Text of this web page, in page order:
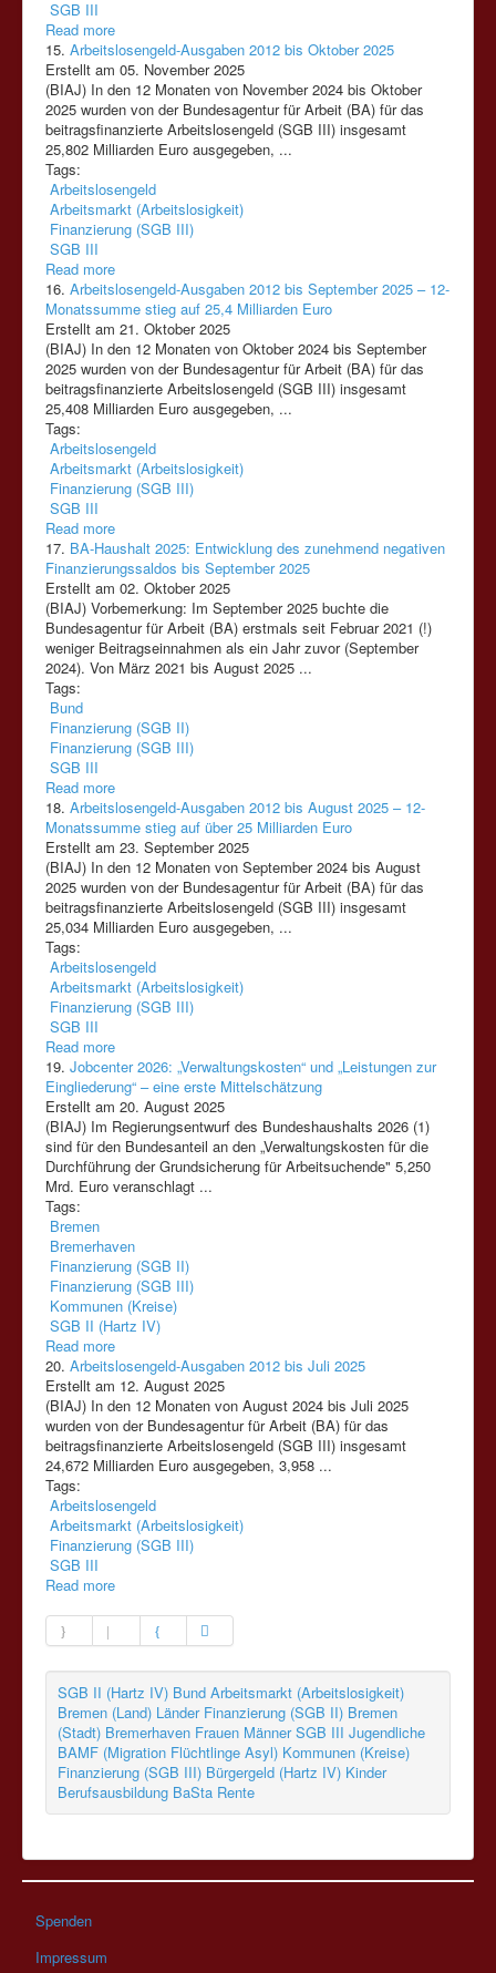
SGB III
Read more
15. Arbeitslosengeld-Ausgaben 2012 bis Oktober 2025
Erstellt am 05. November 2025
(BIAJ) In den 12 Monaten von November 2024 bis Oktober
2025 wurden von der Bundesagentur für Arbeit (BA) für das
beitragsfinanzierte Arbeitslosengeld (SGB III) insgesamt
25,802 Milliarden Euro ausgegeben, ...
Tags:
Arbeitslosengeld
Arbeitsmarkt (Arbeitslosigkeit)
Finanzierung (SGB III)
SGB III
Read more
16. Arbeitslosengeld-Ausgaben 2012 bis September 2025 – 12-
Monatssumme stieg auf 25,4 Milliarden Euro
Erstellt am 21. Oktober 2025
(BIAJ) In den 12 Monaten von Oktober 2024 bis September
2025 wurden von der Bundesagentur für Arbeit (BA) für das
beitragsfinanzierte Arbeitslosengeld (SGB III) insgesamt
25,408 Milliarden Euro ausgegeben, ...
Tags:
Arbeitslosengeld
Arbeitsmarkt (Arbeitslosigkeit)
Finanzierung (SGB III)
SGB III
Read more
17. BA-Haushalt 2025: Entwicklung des zunehmend negativen
Finanzierungssaldos bis September 2025
Erstellt am 02. Oktober 2025
(BIAJ) Vorbemerkung: Im September 2025 buchte die
Bundesagentur für Arbeit (BA) erstmals seit Februar 2021 (!)
weniger Beitragseinnahmen als ein Jahr zuvor (September
2024). Von März 2021 bis August 2025 ...
Tags:
Bund
Finanzierung (SGB II)
Finanzierung (SGB III)
SGB III
Read more
18. Arbeitslosengeld-Ausgaben 2012 bis August 2025 – 12-
Monatssumme stieg auf über 25 Milliarden Euro
Erstellt am 23. September 2025
(BIAJ) In den 12 Monaten von September 2024 bis August
2025 wurden von der Bundesagentur für Arbeit (BA) für das
beitragsfinanzierte Arbeitslosengeld (SGB III) insgesamt
25,034 Milliarden Euro ausgegeben, ...
Tags:
Arbeitslosengeld
Arbeitsmarkt (Arbeitslosigkeit)
Finanzierung (SGB III)
SGB III
Read more
19. Jobcenter 2026: „Verwaltungskosten“ und „Leistungen zur
Eingliederung“ – eine erste Mittelschätzung
Erstellt am 20. August 2025
(BIAJ) Im Regierungsentwurf des Bundeshaushalts 2026 (1)
sind für den Bundesanteil an den „Verwaltungskosten für die
Durchführung der Grundsicherung für Arbeitsuchende" 5,250
Mrd. Euro veranschlagt ...
Tags:
Bremen
Bremerhaven
Finanzierung (SGB II)
Finanzierung (SGB III)
Kommunen (Kreise)
SGB II (Hartz IV)
Read more
20. Arbeitslosengeld-Ausgaben 2012 bis Juli 2025
Erstellt am 12. August 2025
(BIAJ) In den 12 Monaten von August 2024 bis Juli 2025
wurden von der Bundesagentur für Arbeit (BA) für das
beitragsfinanzierte Arbeitslosengeld (SGB III) insgesamt
24,672 Milliarden Euro ausgegeben, 3,958 ...
Tags:
Arbeitslosengeld
Arbeitsmarkt (Arbeitslosigkeit)
Finanzierung (SGB III)
SGB III
Read more
SGB II (Hartz IV) Bund Arbeitsmarkt (Arbeitslosigkeit)
Bremen (Land) Länder Finanzierung (SGB II) Bremen
(Stadt) Bremerhaven Frauen Männer SGB III Jugendliche
BAMF (Migration Flüchtlinge Asyl) Kommunen (Kreise)
Finanzierung (SGB III) Bürgergeld (Hartz IV) Kinder
Berufsausbildung BaSta Rente
Spenden
Impressum